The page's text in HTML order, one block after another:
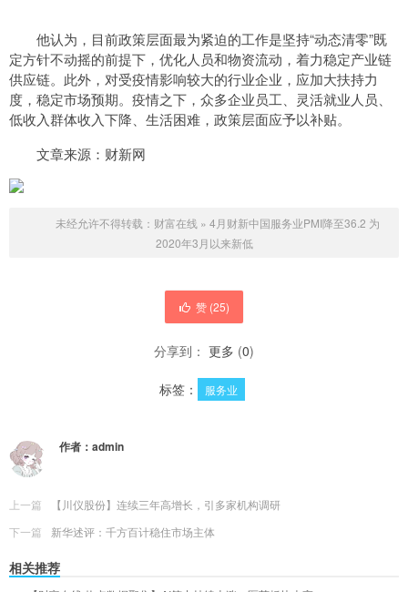
他认为，目前政策层面最为紧迫的工作是坚持“动态清零”既
定方针不动摇的前提下，优化人员和物资流动，着力稳定产业链
供应链。此外，对受疫情影响较大的行业企业，应加大扶持力
度，稳定市场预期。疫情之下，众多企业员工、灵活就业人员、
低收入群体收入下降、生活困难，政策层面应予以补贴。
文章来源：财新网
未经允许不得转载： 财富在线 » 4月财新中国服务业PMI降至36.2 为
2020年3月以来新低
赞 (25)
分享到： 更多 (0)
标签： 服务业
作者： admin
上一篇
【川仪股份】连续三年高增长，引多家机构调研
下一篇
新华述评：千方百计稳住市场主体
相关推荐